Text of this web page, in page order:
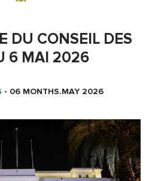
DU CONSEIL DES
6 MAI 2026
- 06 MONTHS.MAY 2026